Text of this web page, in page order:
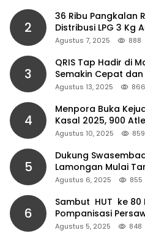
2
36 Ribu Pangkalan
Distribusi LPG 3 Kg
Agustus 7, 2025 888
3
QRIS Tap Hadir di
Semakin Cepat
NFC
Agustus 13, 2025 866
4
Menpora Buka
Kasal 2025, 900
Agustus 10, 2025 859
5
Dukung
Lamongan Mulai
Agustus 6, 2025 855
6
Sambut HUT ke 80
Pompanisasi
Agustus 5, 2025 848